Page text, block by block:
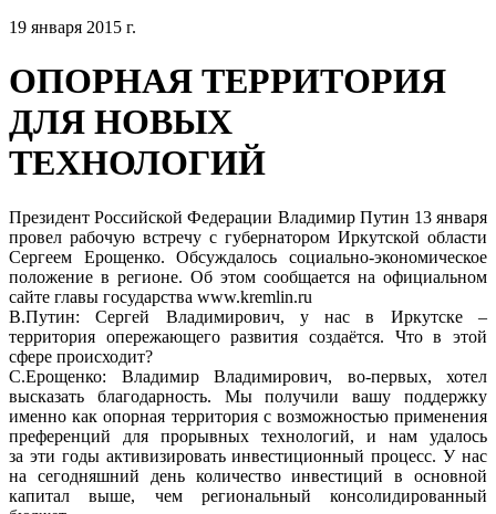
19 января 2015 г.
ОПОРНАЯ ТЕРРИТОРИЯ
ДЛЯ НОВЫХ
ТЕХНОЛОГИЙ
Президент Российской Федерации Владимир Путин 13 января
провел рабочую встречу с губернатором Иркутской области
Сергеем Ерощенко. Обсуждалось социально-экономическое
положение в регионе. Об этом сообщается на официальном
сайте главы государства www.kremlin.ru
В.Путин: Сергей Владимирович, у нас в Иркутске –
территория опережающего развития создаётся. Что в этой
сфере происходит?
С.Ерощенко: Владимир Владимирович, во-первых, хотел
высказать благодарность. Мы получили вашу поддержку
именно как опорная территория с возможностью применения
преференций для прорывных технологий, и нам удалось
за эти годы активизировать инвестиционный процесс. У нас
на сегодняшний день количество инвестиций в основной
капитал выше, чем региональный консолидированный